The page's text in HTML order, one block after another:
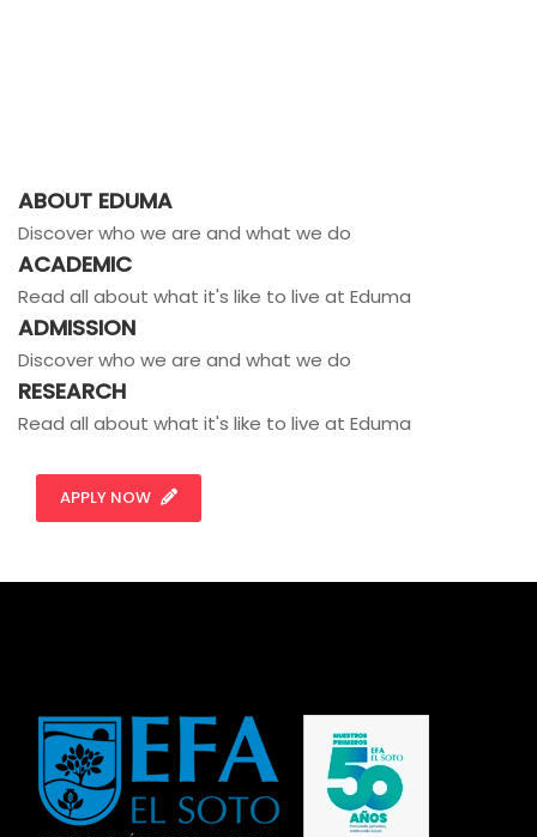
ABOUT EDUMA
Discover who we are and what we do
ACADEMIC
Read all about what it's like to live at Eduma
ADMISSION
Discover who we are and what we do
RESEARCH
Read all about what it's like to live at Eduma
APPLY NOW